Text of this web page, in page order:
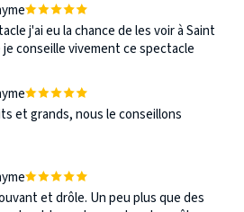
j'ai eu la chance de les voir à Saint
je conseille vivement ce spectacle
et grands, nous le conseillons
et drôle. Un peu plus que des